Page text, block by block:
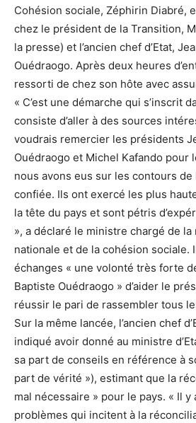
Cohésion sociale, Zéphirin Diabré,
chez le président de la Transition,
la presse) et l’ancien chef d’Etat,
Ouédraogo. Après deux heures
ressorti de chez son hôte avec
« C’est une démarche qui s’inscrit
consiste d’aller à des sources
voudrais remercier les présidents
Ouédraogo et Michel Kafando pour
nous avons eus sur les contours de
confiée. Ils ont exercé les plus
la tête du pays et sont pétris
», a déclaré le ministre chargé de
nationale et de la cohésion sociale.
échanges « une volonté très forte
Baptiste Ouédraogo » d’aider le
réussir le pari de rassembler tous
Sur la même lancée, l’ancien chef
indiqué avoir donné au ministre
sa part de conseils en référence à
part de vérité »), estimant que la
mal nécessaire » pour le pays. « Il y
problèmes qui incitent à la